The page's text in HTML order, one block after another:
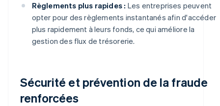
Règlements plus rapides : Les entreprises peuvent
opter pour des règlements instantanés afin d'accéder
plus rapidement à leurs fonds, ce qui améliore la
gestion des flux de trésorerie.
Sécurité et prévention de la fraude
renforcées